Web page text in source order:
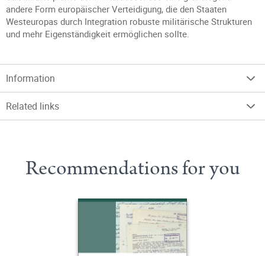
andere Form europäischer Verteidigung, die den Staaten
Westeuropas durch Integration robuste militärische Strukturen
und mehr Eigenständigkeit ermöglichen sollte.
Information
Related links
Recommendations for you